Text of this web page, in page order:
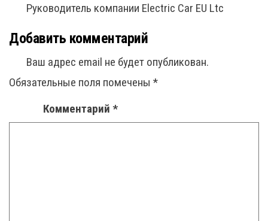
Руководитель компании Electric Car EU Ltc
Добавить комментарий
Ваш адрес email не будет опубликован.
Обязательные поля помечены *
Комментарий *